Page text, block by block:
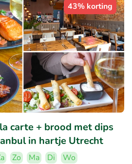
43% korting
carte + brood met dips
in hartje Utrecht
Zo Ma Di
Wo